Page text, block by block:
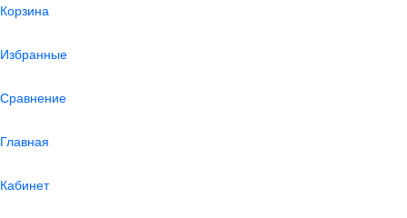
Корзина
Избранные
Сравнение
Главная
Кабинет